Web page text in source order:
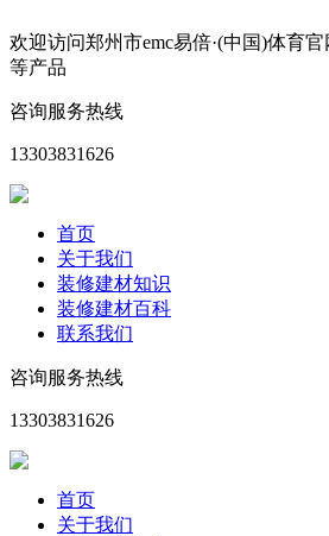
欢迎访问郑州市emc易倍·(中国)体育
等产品
咨询服务热线
13303831626
首页
关于我们
装修建材知识
装修建材百科
联系我们
咨询服务热线
13303831626
首页
关于我们